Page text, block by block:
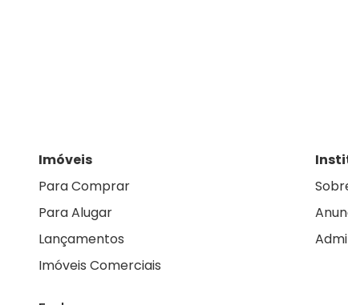
Imóveis
Para Comprar
Para Alugar
Lançamentos
Imóveis Comerciais